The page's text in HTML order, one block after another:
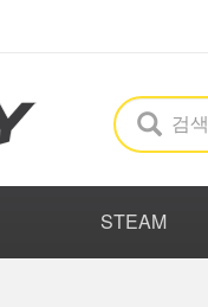
STEAM